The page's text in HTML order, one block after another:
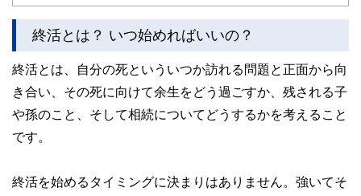
終活とは？ いつ始めればいいの？
終活とは、自分の死といういつか訪れる問題と正面から向
き合い、その死に向けて余生をどう過ごすか、残される子
や孫のこと、そして相続についてどうするかを考えること
です。
終活を始めるタイミングに決まりはありません。強いてそ